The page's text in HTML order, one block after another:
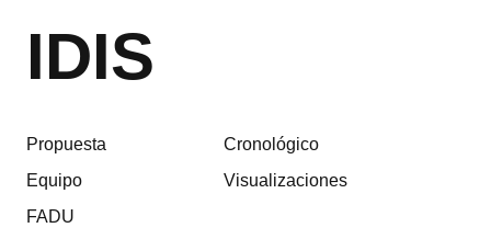
IDIS
Propuesta
Equipo
FADU
Cronológico
Visualizaciones